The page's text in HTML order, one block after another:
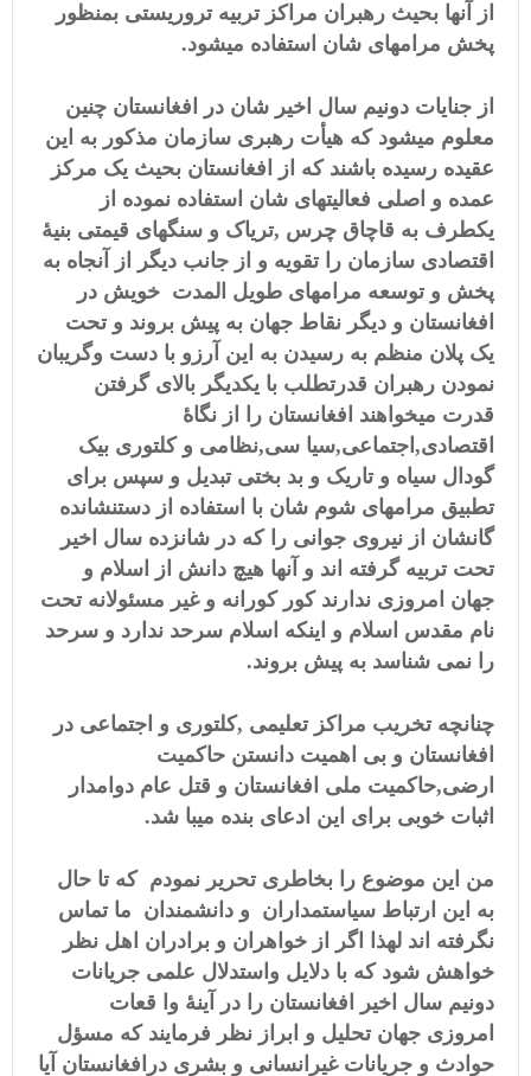
از آنها بحیث رهبران مراکز تربیه تروریستی بمنظور
پخش مرامهای شان استفاده میشود.
از جنایات دونیم سال اخیر شان در افغانستان چنین
معلوم میشود که هیأت رهبری سازمان مذکور به این
عقیده رسیده باشند که از افغانستان بحیث یک مرکز
عمده و اصلی فعالیتهای شان استفاده نموده از
یکطرف به قاچاق چرس ,تریاک و سنگهای قیمتی بنیۀ
اقتصادی سازمان را تقویه و از جانب دیگر از آنجاه به
پخش و توسعه مرامهای طویل المدت خویش در
افغانستان و دیگر نقاط جهان به پیش بروند و تحت
یک پلان منظم به رسیدن به این آرزو با دست وگریبان
نمودن رهبران قدرتطلب با یکدیگر بالای گرفتن
قدرت میخواهند افغانستان را از نگاۀ
اقتصادی, اجتماعی,سیا سی,نظامی و کلتوری بیک
گودال سیاه و تاریک و بد بختی تبدیل و سپس برای
تطبیق مرامهای شوم شان با استفاده از دستنشانده
گانشان از نیروی جوانی را که در شانزده سال اخیر
تحت تربیه گرفته اند و آنها هیچ دانش از اسلام و
جهان امروزی ندارند کور کورانه و غیر مسئولانه تحت
نام مقدس اسلام و اینکه اسلام سرحد ندارد و سرحد
را نمی شناسد به پیش بروند.
چنانچه تخریب مراکز تعلیمی ,کلتوری و اجتماعی در
افغانستان و بی اهمیت دانستن حاکمیت
ارضی,حاکمیت ملی افغانستان و قتل عام دوامدار
اثبات خوبی برای این ادعای بنده میبا شد.
من این موضوع را بخاطری تحریر نمودم که تا حال
به این ارتباط سیاستمداران و دانشمندان ما تماس
نگرفته اند لهذا اگر از خواهران و برادران اهل نظر
خواهش شود که با دلایل واستدلال علمی جریانات
دونیم سال اخیر افغانستان را در آینۀ وا قعات
امروزی جهان تحلیل و ابراز نظر فرمایند که مسؤل
حوادث و جریانات غیرانسانی و بشری درافغانستان آیا